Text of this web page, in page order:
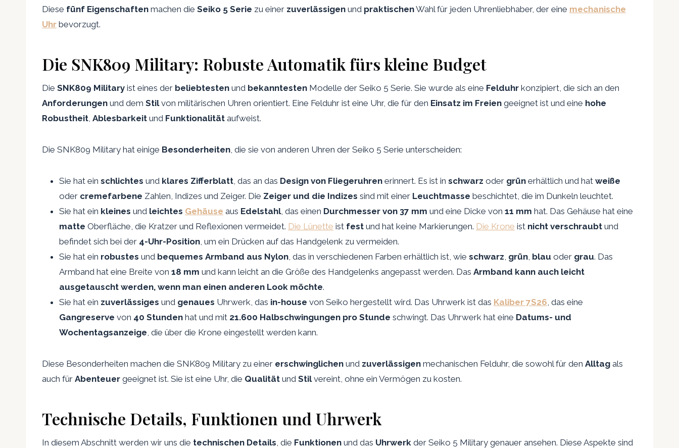
Diese fünf Eigenschaften machen die Seiko 5 Serie zu einer zuverlässigen und praktischenWahl für jeden Uhrenliebhaber, der eine mechanische
Uhr bevorzugt.
Die SNK809 Military: Robuste Automatik fürs kleine Budget
Die SNK809 Military ist eines der beliebtesten und bekanntesten Modelle der Seiko 5 Serie. Sie wurde als eine Felduhr konzipiert, die sich an den
Anforderungen und dem Stilvon militärischen Uhren orientiert. Eine Felduhr ist eine Uhr, die für den Einsatz im Freien geeignet ist und eine hohe
Robustheit, Ablesbarkeit und Funktionalität aufweist.
Die SNK809 Military hat einige Besonderheiten, die sie von anderen Uhren der Seiko 5 Serie unterscheiden:
Sie hat ein schlichtes und klares Zifferblatt, das an das Design von Fliegeruhren erinnert. Es ist in schwarz oder grün erhältlich und hat weiße
oder cremefarbene Zahlen, Indizes und Zeiger. Die Zeiger und die Indizes sind mit einer Leuchtmasse beschichtet, die im Dunkeln leuchtet.
Sie hat ein kleines und leichtes Gehäuse aus Edelstahl, das einen Durchmesser von 37 mm und eine Dicke von 11 mm hat. Das Gehäuse hat eine
matte Oberfläche, die Kratzer und Reflexionen vermeidet. Die Lünette ist fest und hat keine Markierungen. Die Krone ist nicht verschraubt und
befindet sich bei der 4-Uhr-Position, um ein Drücken auf das Handgelenk zu vermeiden.
Sie hat ein robustes und bequemes Armband aus Nylon, das in verschiedenen Farben erhältlich ist, wie schwarz, grün, blau oder grau. Das
Armband hat eine Breite von 18 mm und kann leicht an die Größe des Handgelenks angepasst werden. Das Armband kann auch leicht
ausgetauscht werden, wenn man einen anderen Look möchte.
Sie hat ein zuverlässiges und genaues Uhrwerk, das in-house von Seiko hergestellt wird. Das Uhrwerk ist das Kaliber 7S26, das eine
Gangreserve von 40 Stunden hat und mit 21.600 Halbschwingungen pro Stunde schwingt. Das Uhrwerk hat eine Datums- und
Wochentagsanzeige, die über die Krone eingestellt werden kann.
Diese Besonderheiten machen die SNK809 Military zu einer erschwinglichen und zuverlässigen mechanischen Felduhr, die sowohl für den Alltag als
auch für Abenteuer geeignet ist. Sie ist eine Uhr, die Qualität und Stilvereint, ohne ein Vermögen zu kosten.
Technische Details, Funktionen und Uhrwerk
In diesem Abschnitt werden wir uns die technischen Details, die Funktionen und das Uhrwerk der Seiko 5 Military genauer ansehen. Diese Aspekte sind